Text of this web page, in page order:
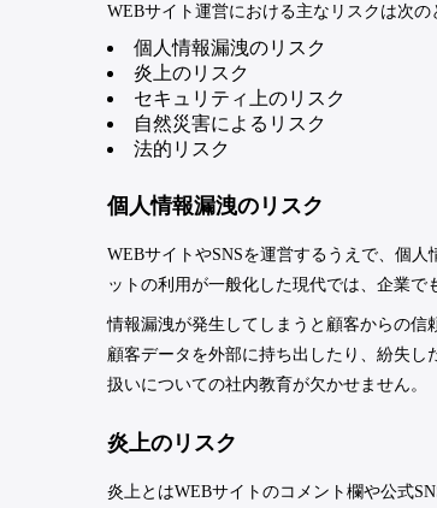
WEBサイト運営における主なリスクは次の
個人情報漏洩のリスク
炎上のリスク
セキュリティ上のリスク
自然災害によるリスク
法的リスク
個人情報漏洩のリスク
WEBサイトやSNSを運営するうえで、個
ットの利用が一般化した現代では、企業で
情報漏洩が発生してしまうと顧客からの信
顧客データを外部に持ち出したり、紛失
扱いについての社内教育が欠かせません。
炎上のリスク
炎上とはWEBサイトのコメント欄や公式